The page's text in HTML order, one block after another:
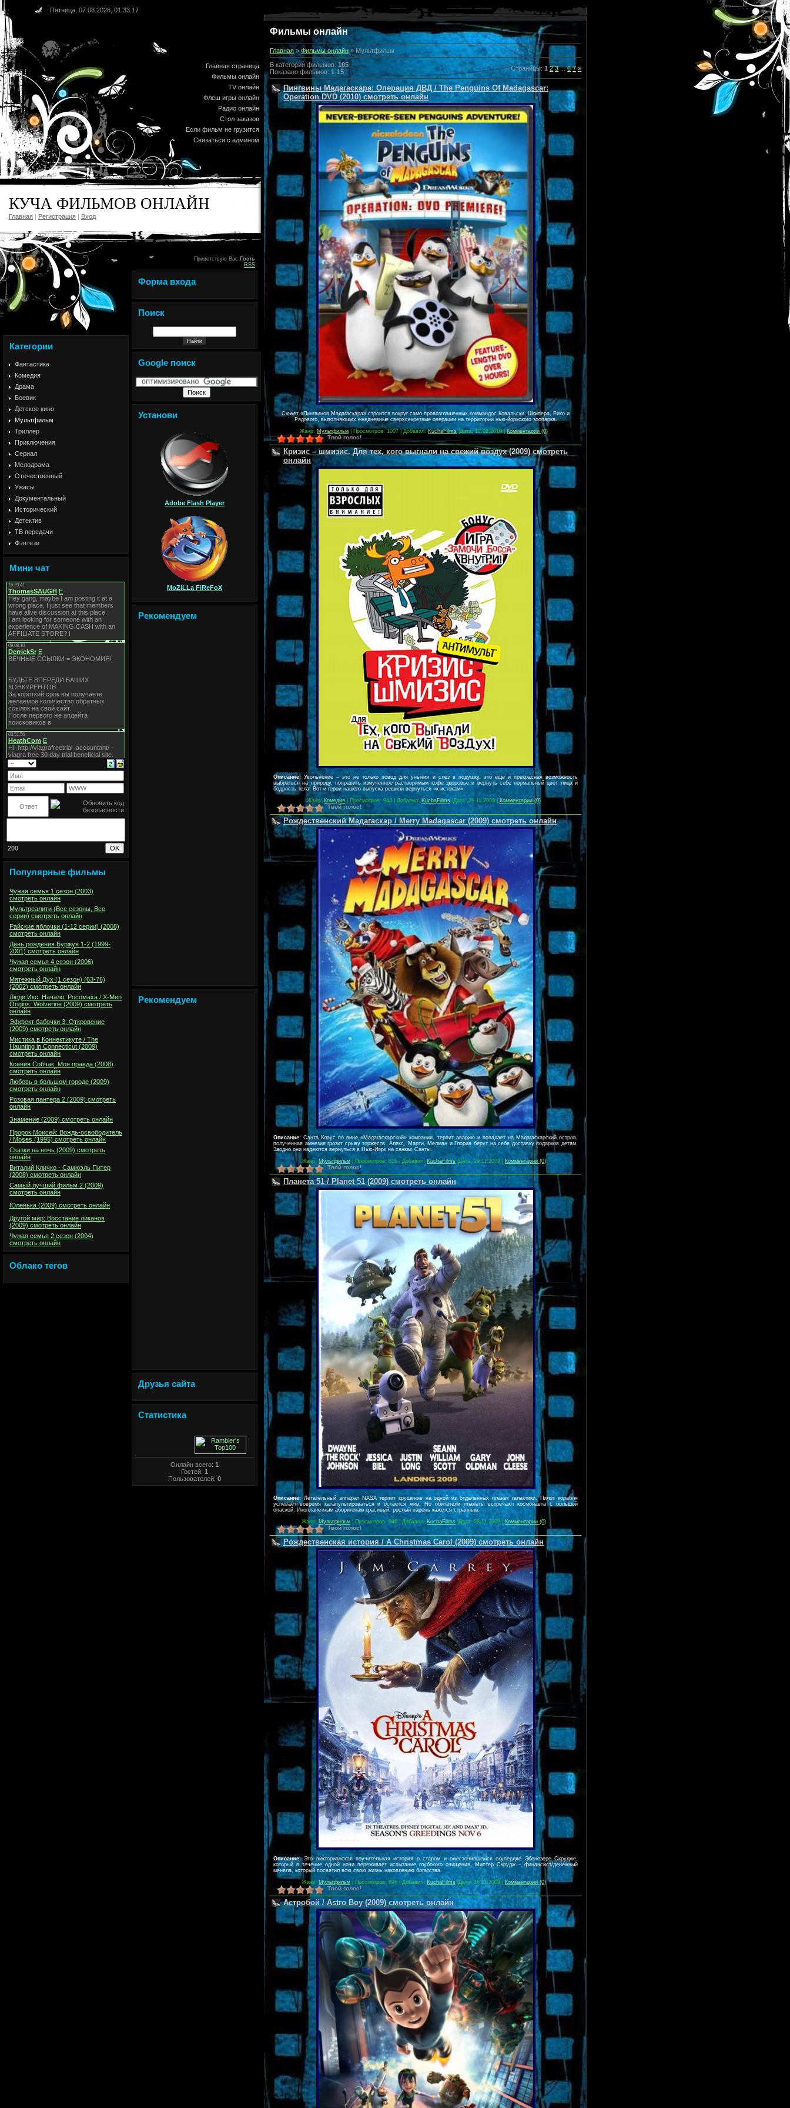
Пятница, 07.08.2026, 01.33.17
Главная страница
Фильмы онлайн
TV онлайн
Флеш игры онлайн
Радио онлайн
Стол заказов
Если фильм не грузится
Связаться с админом
КУЧА ФИЛЬМОВ ОНЛАЙН
Главная | Регистрация | Вход
Приветствую Вас Гость
RSS
Категории
Фантастика
Комедия
Драма
Боевик
Детское кино
Мультфильм
Триллер
Приключения
Сериал
Мелодрама
Отечественный
Ужасы
Документальный
Исторический
Детектив
ТВ передачи
Фэнтези
Мини чат
200
Популярные фильмы
Чужая семья 1 сезон (2003)
смотреть онлайн
Мультреалити (Все сезоны, Все
серии) смотреть онлайн
Райские яблочки (1-12 серии) (2008)
смотреть онлайн
День рождения Буржуя 1-2 (1999-
2001) смотреть онлайн
Чужая семья 4 сезон (2006)
смотреть онлайн
Мятежный Дух (1 сезон) (63-76)
(2002) смотреть онлайн
Люди Икс: Начало. Росомаха / X-Men
Origins: Wolverine (2009) смотреть
онлайн
Эффект бабочки 3: Откровение
(2009) смотреть онлайн
Мистика в Коннектикуте / The
Haunting in Connecticut (2009)
смотреть онлайн
Ксения Собчак. Моя правда (2008)
смотреть онлайн
Любовь в большом городе (2009)
смотреть онлайн
Розовая пантера 2 (2009) смотреть
онлайн
Знамение (2009) смотреть онлайн
Пророк Моисей: Вождь-освободитель
/ Moses (1995) смотреть онлайн
Сказки на ночь (2009) смотреть
онлайн
Виталий Кличко - Самюэль Питер
(2008) смотреть онлайн
Самый лучший фильм 2 (2009)
смотреть онлайн
Юленька (2009) смотреть онлайн
Другой мир: Восстание ликанов
(2009) смотреть онлайн
Чужая семья 2 сезон (2004)
смотреть онлайн
Облако тегов
Форма входа
Поиск
Google поиск
Установи
Adobe Flash Player
MoZiLLa FiReFoX
Рекомендуем
Рекомендуем
Друзья сайта
Статистика
Онлайн всего: 1
Гостей: 1
Пользователей: 0
Фильмы онлайн
Главная »Фильмы онлайн » Мультфильм
В категории фильмов: 105
Показано фильмов: 1-15 Страницы: 1 2 3 ... 6 7 »
Пингвины Мадагаскара: Операция ДВД / The Penguins Of Madagascar:
Operation DVD (2010) смотреть онлайн
Сюжет «Пингвинов Мадагаскара» строится вокруг само провозглашенных коммандос Ковальски, Шкипера, Рико и
Рядового, выполняющих ежедневные сверхсекретные операции на территории нью-йоркского зоопарка.
Жанр: Мультфильм | Просмотров: 1007 | Добавил:KuchaFilms|Дата:12.02.2010|Комментарии (0)
Твой голос!
Кризис – шмизис. Для тех, кого выгнали на свежий воздух (2009) смотреть
онлайн
Описание:Увольнение – это не только повод для уныния и слез в подушку, это еще и прекрасная возможность
выбраться на природу, поправить измученное растворимым кофе здоровье и вернуть себе нормальный цвет лица и
бодрость тела! Вот и герои нашего выпуска решили вернуться «к истокам».
Жанр: Комедия | Просмотров: 944 | Добавил: KuchaFilms Дата: 29.11.2009 Комментарии (0)
Твой голос!
Рождественский Мадагаскар / Merry Madagascar (2009) смотреть онлайн
Описание:Санта Клаус по вине «Мадагаскарской» компании, терпит аварию и попадает на Мадагаскарский остров,
полученная амнезия грозит срыву торжеств. Алекс, Марти, Мелман и Глория берут на себя доставку подарков детям.
Заодно они надеются вернуться в Нью-Йорк на санках Санты.
Жанр: Мультфильм | Просмотров: 826 | Добавил: KuchaFilms Дата: 29.11.2009 Комментарии (0)
Твой голос!
Планета 51 / Planet 51 (2009) смотреть онлайн
Описание:Летательный аппарат NASA терпит крушение на одной из отдаленных планет галактики. Пилот корабля
успевает вовремя катапультироваться и остается жив. Но обитатели планеты встречают космонавта с большой
опаской. Инопланетным аборигенам красивый, рослый парень кажется странным.
Жанр: Мультфильм | Просмотров: 846 | Добавил: KuchaFilms |Дата:28.11.2009 Комментарии (0)
Твой голос!
Рождественская история / A Christmas Carol (2009) смотреть онлайн
Описание:Это викторианская поучительная история о старом и ожесточившемся скупердяе Эбенезере Скрудже,
который в течение одной ночи переживает испытание глубокого очищения. Мистер Скрудж – финансист/денежный
меняла, который посвятил всю свою жизнь накоплению богатства.
Жанр: Мультфильм | Просмотров: 696 | Добавил: KuchaFilms |Дата: 26.11.2009 |Комментарии (0)
Твой голос!
Астробой / Astro Boy (2009) смотреть онлайн